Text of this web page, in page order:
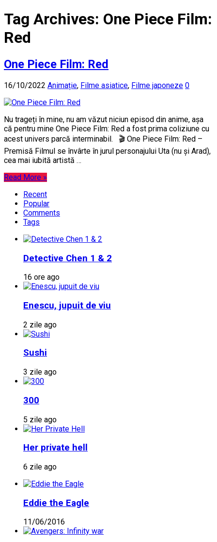
Tag Archives: One Piece Film:
Red
One Piece Film: Red
16/10/2022 Animație, Filme asiatice, Filme japoneze 0
Nu trageți în mine, nu am văzut niciun episod din anime, așa
că pentru mine One Piece Film: Red a fost prima coliziune cu
acest univers parcă interminabil. 🎬 One Piece Film: Red –
Premisă Filmul se învârte în jurul personajului Uta (nu și Arad),
cea mai iubită artistă …
Read More »
Recent
Popular
Comments
Tags
Detective Chen 1 & 2
16 ore ago
Enescu, jupuit de viu
2 zile ago
Sushi
3 zile ago
300
5 zile ago
Her private hell
6 zile ago
Eddie the Eagle
11/06/2016